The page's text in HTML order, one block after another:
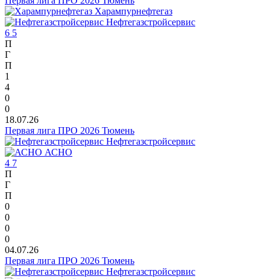
Харампурнефтегаз
Нефтегазстройсервис
6 5
П
Г
П
1
4
0
0
18.07.26
Первая лига ПРО 2026 Тюмень
Нефтегазстройсервис
АСНО
4 7
П
Г
П
0
0
0
0
04.07.26
Первая лига ПРО 2026 Тюмень
Нефтегазстройсервис